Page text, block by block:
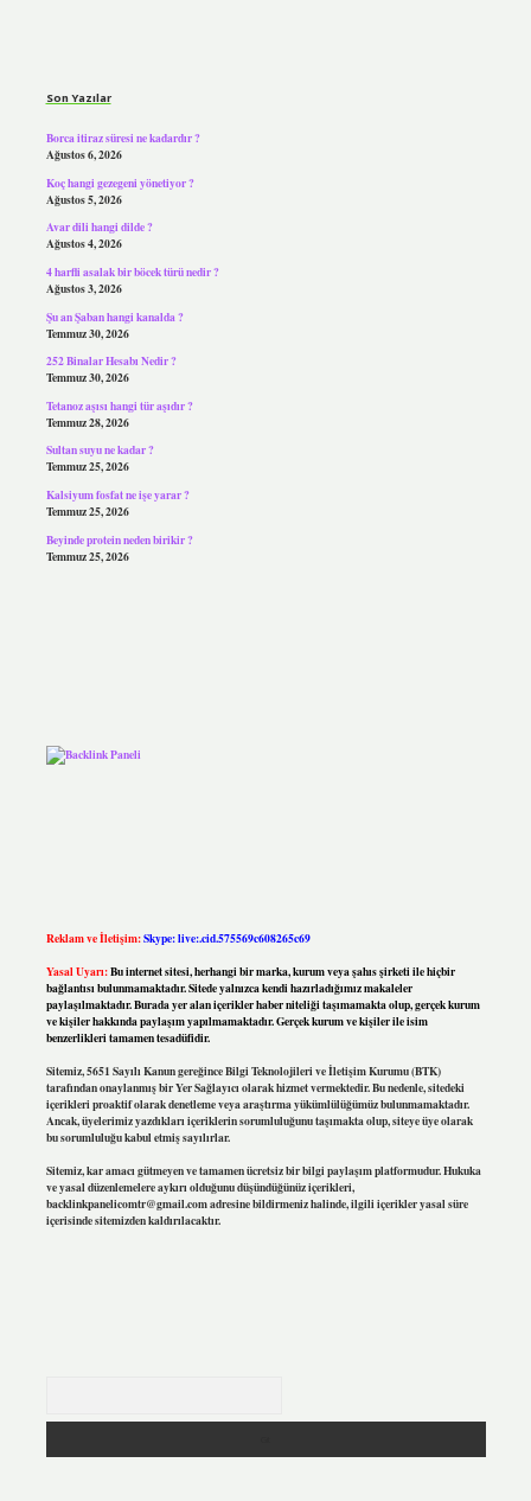
Son Yazılar
Borca itiraz süresi ne kadardır ?
Ağustos 6, 2026
Koç hangi gezegeni yönetiyor ?
Ağustos 5, 2026
Avar dili hangi dilde ?
Ağustos 4, 2026
4 harfli asalak bir böcek türü nedir ?
Ağustos 3, 2026
Şu an Şaban hangi kanalda ?
Temmuz 30, 2026
252 Binalar Hesabı Nedir ?
Temmuz 30, 2026
Tetanoz aşısı hangi tür aşıdır ?
Temmuz 28, 2026
Sultan suyu ne kadar ?
Temmuz 25, 2026
Kalsiyum fosfat ne işe yarar ?
Temmuz 25, 2026
Beyinde protein neden birikir ?
Temmuz 25, 2026
Reklam ve İletişim:Skype: live:.cid.575569c608265c69
Yasal Uyarı:Bu internet sitesi, herhangi bir marka, kurum veya şahıs şirketi ile hiçbir
bağlantısı bulunmamaktadır. Sitede yalnızca kendi hazırladığımız makaleler
paylaşılmaktadır. Burada yer alan içerikler haber niteliği taşımamakta olup, gerçek kurum
ve kişiler hakkında paylaşım yapılmamaktadır. Gerçek kurum ve kişiler ile isim
benzerlikleri tamamen tesadüfidir.
Sitemiz, 5651 Sayılı Kanun gereğince Bilgi Teknolojileri ve İletişim Kurumu (BTK)
tarafından onaylanmış bir Yer Sağlayıcı olarak hizmet vermektedir. Bu nedenle, sitedeki
içerikleri proaktif olarak denetleme veya araştırma yükümlülüğümüz bulunmamaktadır.
Ancak, üyelerimiz yazdıkları içeriklerin sorumluluğunu taşımakta olup, siteye üye olarak
bu sorumluluğu kabul etmiş sayılırlar.
Sitemiz, kar amacı gütmeyen ve tamamen ücretsiz bir bilgi paylaşım platformudur. Hukuka
ve yasal düzenlemelere aykırı olduğunu düşündüğünüz içerikleri,
backlinkpanelicomtr@gmail.comadresine bildirmeniz halinde, ilgili içerikler yasal süre
içerisinde sitemizden kaldırılacaktır.